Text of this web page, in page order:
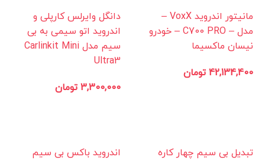
مانیتور اندروید VoxX –
مدل – C700 PRO – خودرو
نیسان ماکسیما
42,134,400 تومان
دانگل وایرلس کارپلی و
اندروید اتو سیمی به بی
سیم مدل Carlinkit Mini
Ultra3
3,300,000 تومان
تبدیل بی سیم چهار کاره
اندروید باکس بی سیم